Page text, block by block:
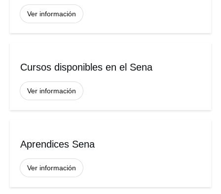
Ver información
Cursos disponibles en el Sena
Ver información
Aprendices Sena
Ver información